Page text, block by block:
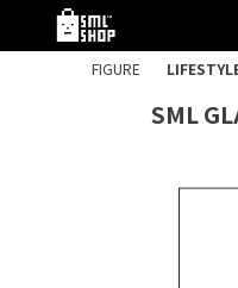
FIGURE
SML